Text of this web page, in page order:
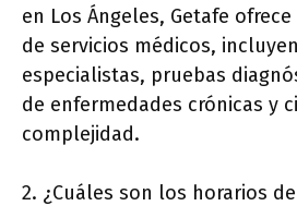
en Los Ángeles, Getafe
de servicios médicos,
especialistas, pruebas
de enfermedades crónicas y
complejidad.
2. ¿Cuáles son los horarios